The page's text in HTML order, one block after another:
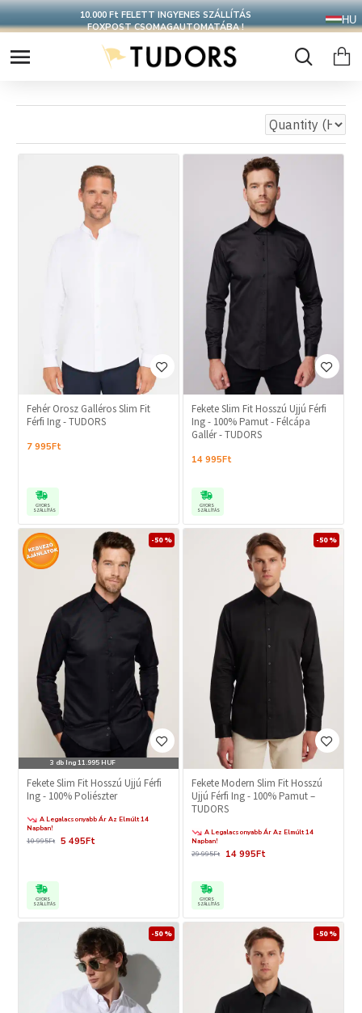
CSOMAGOD 24 ÓRÁN BELÜL FELADJUK HU
Fehér Orosz Galléros Slim Fit
Férfi Ing - TUDORS
7 995Ft
GYORS
SZÁLLÍTÁS
Fekete Slim Fit Hosszú Ujjú Férfi
Ing - 100% Pamut - Félcápa
Gallér - TUDORS
14 995Ft
GYORS
SZÁLLÍTÁS
3 db Ing 11.995 HUF
-50 %
Fekete Slim Fit Hosszú Ujjú Férfi
Ing - 100% Poliészter
A Legalacsonyabb Ár Az Elmúlt 14
Napban!
5 495Ft
10 995Ft
GYORS
SZÁLLÍTÁS
-50 %
Fekete Modern Slim Fit Hosszú
Ujjú Férfi Ing - 100% Pamut –
TUDORS
A Legalacsonyabb Ár Az Elmúlt 14
Napban!
14 995Ft
29 995Ft
GYORS
SZÁLLÍTÁS
-50 % -50 %